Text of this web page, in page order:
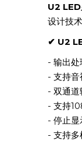
U2
设计技术
✔ U2
- 输出
- 支持音
- 双通
- 支持
- 停止
- 支持多